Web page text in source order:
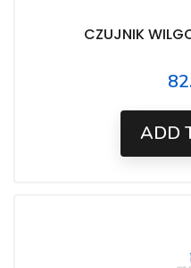
CZUJNIK
ADD